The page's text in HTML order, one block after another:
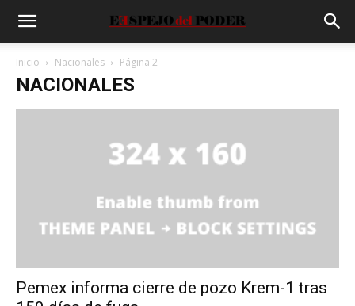
Inicio Nacionales Página 2
NACIONALES
Pemex informa cierre de pozo Krem-1 tras